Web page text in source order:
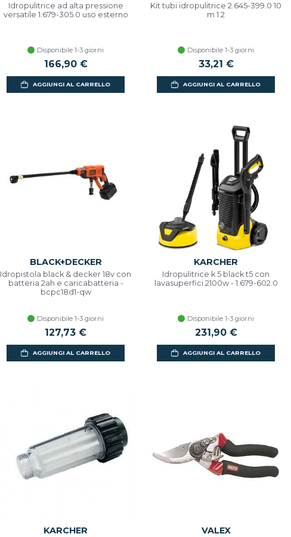
Idropulitrice ad alta pressione
versatile 1.679-305.0 uso esterno
Disponibile 1-3 giorni
166,90 €
AGGIUNGI AL CARRELLO
Kit tubi idropulitrice 2.645-399.0 10
m 1 2
Disponibile 1-3 giorni
33,21 €
AGGIUNGI AL CARRELLO
BLACK+DECKER
Idropistola black & decker 18v con
batteria 2ah e caricabatteria -
bcpc18d1-qw
Disponibile 1-3 giorni
127,73 €
AGGIUNGI AL CARRELLO
KARCHER
Idropulitrice k 5 black t5 con
lavasuperfici 2100w - 1.679-602.0
Disponibile 1-3 giorni
231,90 €
AGGIUNGI AL CARRELLO
KARCHER VALEX